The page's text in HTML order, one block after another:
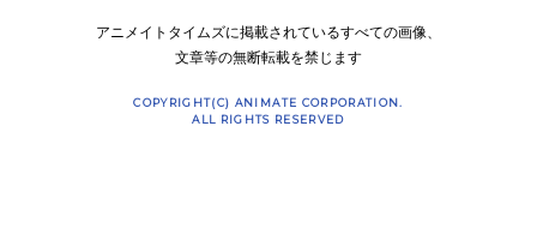
アニメイトタイムズに掲載されているすべての画像、
文章等の無断転載を禁じます
COPYRIGHT(C) ANIMATE CORPORATION.
ALL RIGHTS RESERVED